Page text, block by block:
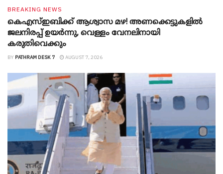
BREAKING NEWS
കെഎസ്ഇബിക്ക് ആശ്വാസ മഴ! അണക്കെട്ടുകളിൽ
ജലനിരപ്പ് ഉയർന്നു, വെള്ളം വേനലിനായി
കരുതിവെക്കും
BY PATHRAM DESK 7 AUGUST 7, 2026